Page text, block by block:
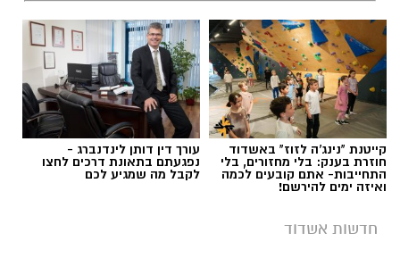
קייטנת "נינג'ה לזוז" באשדוד
חוזרת בענק: בלי מחזורים, בלי
התחייבות- אתם קובעים לכמה
ואיזה ימים להירשם!
עורך דין דותן לינדנברג -
נפגעתם בתאונת דרכים לחצו
לקבל מה שמגיע לכם
חדשות אשדוד